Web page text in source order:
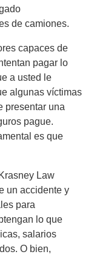
de camiones.
capaces de
pagar lo
a usted le
algunas víctimas
presentar una
pague.
es que
Law
un accidente y
para
lo que
salarios
O bien,